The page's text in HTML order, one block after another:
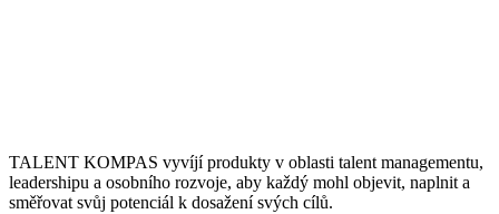
TALENT KOMPAS vyvíjí produkty v oblasti talent managementu,
leadershipu a osobního rozvoje, aby každý mohl objevit, naplnit a
směřovat svůj potenciál k dosažení svých cílů.